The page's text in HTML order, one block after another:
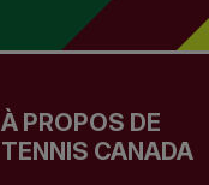
À PROPOS DE
TENNIS CANADA